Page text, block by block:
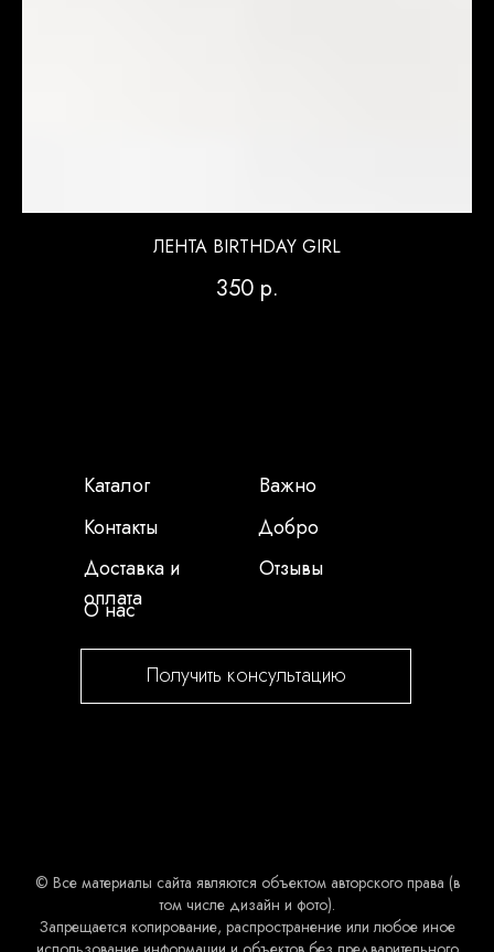
ЛЕНТА BIRTHDAY GIRL
350 р.
Каталог
Контакты
Доставка и
оплата
О нас
Важно
Добро
Отзывы
Получить консультацию
© Все материалы сайта являются объектом авторского права (в
том числе дизайн и фото).
Запрещается копирование, распространение или любое иное